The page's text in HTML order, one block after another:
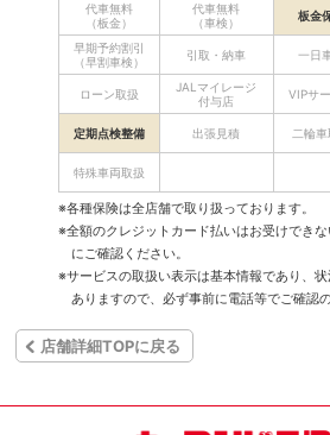
代車無料
（板金）
代車無料
（車検）
板金
早期予約割引
（早割車検）
引取・納車 一日
ローン取扱
JALマイレージ
付与店
VIPサ
定期点検整備 出張見積 二輪車
特殊車両取扱
※各種保険は全店舗で取り扱っております。
※全額のクレジットカード払いはお受けでき
にご確認ください。
※サービスの取扱い表示は基本情報であり、
ありますので、必ず事前に電話等でご確認
店舗詳細TOPに戻る